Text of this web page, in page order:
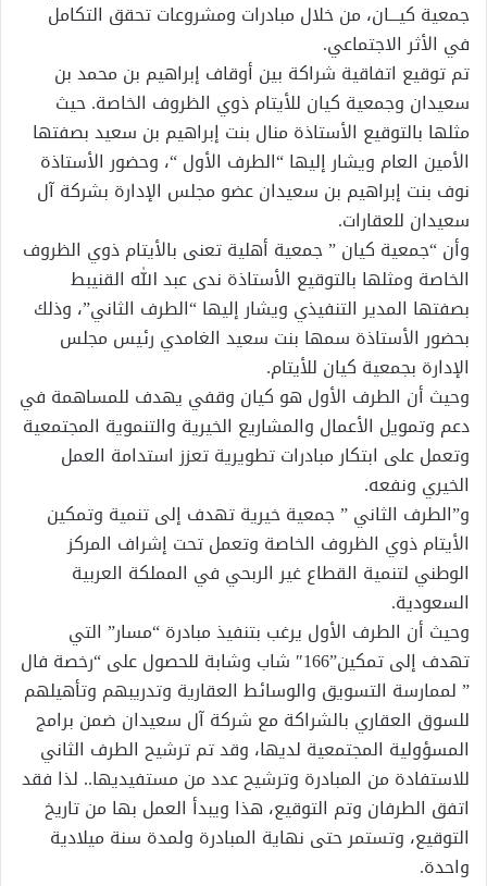
جمعية كيـــان، من خلال مبادرات ومشروعات تحقق التكامل
في الأثر الاجتماعي.
تم توقيع اتفاقية شراكة بين أوقاف إبراهيم بن محمد بن
سعيدان وجمعية كيان للأيتام ذوي الظروف الخاصة. حيث
مثلها بالتوقيع الأستاذة منال بنت إبراهيم بن سعيد بصفتها
الأمين العام ويشار إليها “الطرف الأول “، وحضور الأستاذة
نوف بنت إبراهيم بن سعيدان عضو مجلس الإدارة بشركة آل
سعيدان للعقارات.
وأن “جمعية كيان ” جمعية أهلية تعنى بالأيتام ذوي الظروف
الخاصة ومثلها بالتوقيع الأستاذة ندى عبد الله القنيبط
بصفتها المدير التنفيذي ويشار إليها “الطرف الثاني”، وذلك
بحضور الأستاذة سمها بنت سعيد الغامدي رئيس مجلس
الإدارة بجمعية كيان للأيتام.
وحيث أن الطرف الأول هو كيان وقفي يهدف للمساهمة في
دعم وتمويل الأعمال والمشاريع الخيرية والتنموية المجتمعية
وتعمل على ابتكار مبادرات تطويرية تعزز استدامة العمل
الخيري ونفعه.
و”الطرف الثاني ” جمعية خيرية تهدف إلى تنمية وتمكين
الأيتام ذوي الظروف الخاصة وتعمل تحت إشراف المركز
الوطني لتنمية القطاع غير الربحي في المملكة العربية
السعودية.
وحيث أن الطرف الأول يرغب بتنفيذ مبادرة “مسار” التي
تهدف إلى تمكين”166″ شاب وشابة للحصول على “رخصة فال
” لممارسة التسويق والوسائط العقارية وتدريبهم وتأهيلهم
للسوق العقاري بالشراكة مع شركة آل سعيدان ضمن برامج
المسؤولية المجتمعية لديها، وقد تم ترشيح الطرف الثاني
للاستفادة من المبادرة وترشيح عدد من مستفيديها.. لذا فقد
اتفق الطرفان وتم التوقيع، هذا ويبدأ العمل بها من تاريخ
التوقيع، وتستمر حتى نهاية المبادرة ولمدة سنة ميلادية
واحدة.